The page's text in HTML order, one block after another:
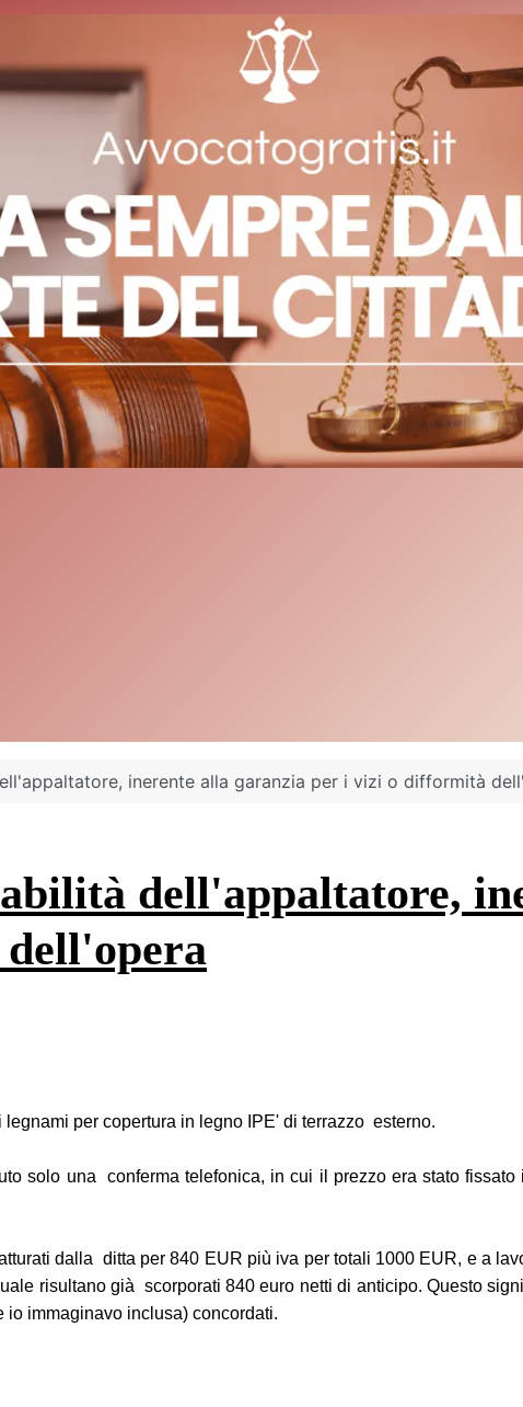
inerente alla garanzia per i vizi o difformità
dell'appaltatore,
per copertura in legno IPE' di terrazzo esterno.
solo una conferma telefonica, in cui il prezzo era stato
dalla ditta per 840 EUR più iva per totali 1000 EUR, e a
risultano già scorporati 840 euro netti di anticipo. Questo
immaginavo inclusa) concordati.